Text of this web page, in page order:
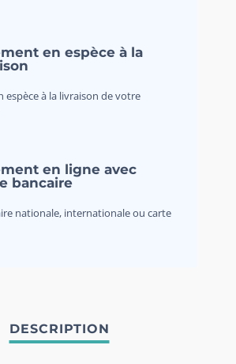
en espèce à la
espèce à la livraison de votre
en ligne avec
bancaire
nationale, internationale ou carte